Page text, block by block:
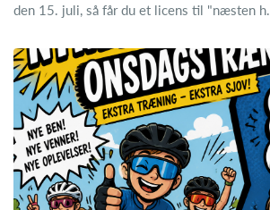
den 15. juli, så får du et licens til "næsten h...